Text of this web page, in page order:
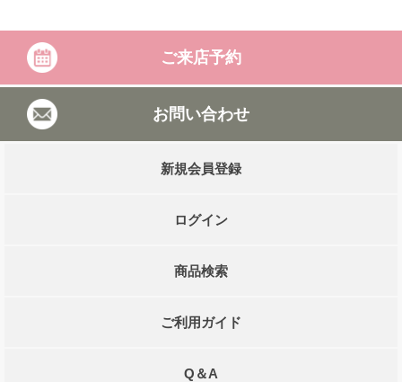
ご来店予約
お問い合わせ
新規会員登録
ログイン
商品検索
ご利用ガイド
Q＆A